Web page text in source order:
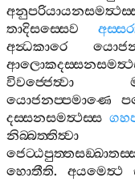
තාදිසස‍්සෙව
අන්‍ධකාරෙ
විවජ‍්ජෙත්‍වා
යොජනප‍්පමාණෙ
දස‍්සනසමත්‍ථස‍්ස
නිබ‍්බත‍්තිත්‍වා
හොතීති. අයමෙත්‍ථ